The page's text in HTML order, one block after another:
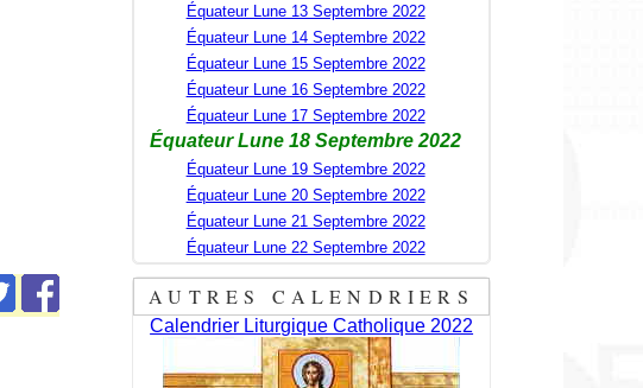
Équateur Lune 13 Septembre 2022
Équateur Lune 14 Septembre 2022
Équateur Lune 15 Septembre 2022
Équateur Lune 16 Septembre 2022
Équateur Lune 17 Septembre 2022
Équateur Lune 18 Septembre 2022
Équateur Lune 19 Septembre 2022
Équateur Lune 20 Septembre 2022
Équateur Lune 21 Septembre 2022
Équateur Lune 22 Septembre 2022
AUTRES CALENDRIERS
Calendrier Liturgique Catholique 2022